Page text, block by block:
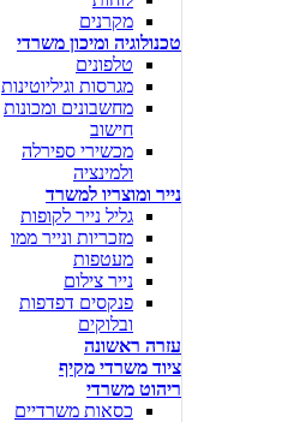
מקרנים
טכנולוגיה ומיכון משרדי
טלפונים
מגרסות וגיליוטינות
מחשבונים ומכונות
חישוב
מכשירי ספירלה
ולמינציה
נייר ומוצריו למשרד
גליל נייר לקופות
מזכריות ונייר ממו
מעטפות
נייר צילום
פנקסים דפדפות
ובלוקים
עזרה ראשונה
ציוד משרדי מקיף
ריהוט משרדי
כסאות משרדיים